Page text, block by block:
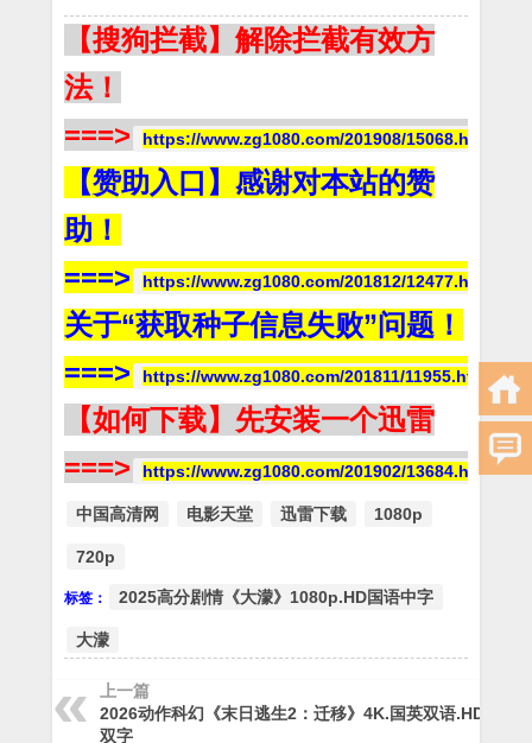
【搜狗拦截】解除拦截有效方
法！
===>
https://www.zg1080.com/201908/15068.html
【赞助入口】感谢对本站的赞
助！
===>
https://www.zg1080.com/201812/12477.html
关于“获取种子信息失败”问题！
===>
https://www.zg1080.com/201811/11955.html
【如何下载】先安装一个迅雷
===>
https://www.zg1080.com/201902/13684.html
中国高清网 电影天堂 迅雷下载 1080p
720p
标签： 2025高分剧情《大濛》1080p.HD国语中字
大濛
上一篇
2026动作科幻《末日逃生2：迁移》4K.国英双语.HD中英
双字